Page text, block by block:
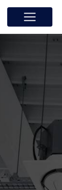
Panneau de